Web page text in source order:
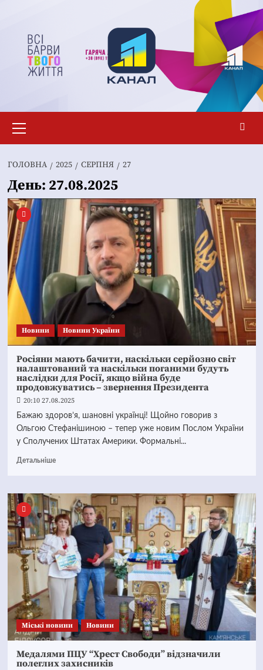
вмісту
меню
ГОЛОВНА 2025 СЕРПНЯ 27
День: 27.08.2025
Новини Новини України
Росіяни мають бачити, наскільки серйозно світ
налаштований та наскільки поганими будуть
наслідки для Росії, якщо війна буде
продовжуватись – звернення Президента
20:10 27.08.2025
Бажаю здоров’я, шановні українці! Щойно говорив з
Ольгою Стефанішиною – тепер уже новим Послом України
у Сполучених Штатах Америки. Формальні...
Детальніше
Mіські новини Новини
Медалями ПЦУ “Хрест Свободи” відзначили
полеглих захисників